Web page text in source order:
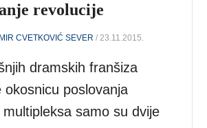
revolucije
CVETKOVIĆ SEVER / 23.11.2015.
dramskih franšiza
okosnicu poslovanja
multipleksa samo su dvije